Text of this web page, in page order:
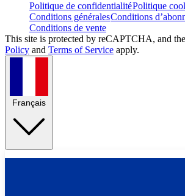
Politique de confidentialitéPolitique
Conditions généralesConditions
Conditions de vente
This site is protected by reCAPTCHA, and
Policy and Terms of Service apply.
Français